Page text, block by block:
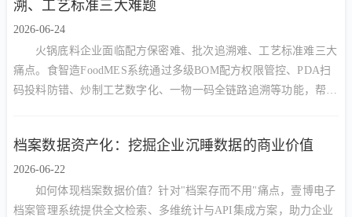
溯、工艺标准三大难题
2026-06-24
火锅底料企业面临配方保密难、批次追溯难、工艺标准难三大
痛点。食智造FoodMES系统通过多级BOM配方权限管控、PDA扫
码投料防错、炒制工艺数字化、一物一码全链路追溯等功能，帮助
档案数据资产化：挖掘企业沉睡数据的商业价值
2026-06-22
如何体现档案数据价值？针对"档案存而不用"痛点，壹博电子
档案管理系统提供全文检索、多维统计与API集成方案，助力企业